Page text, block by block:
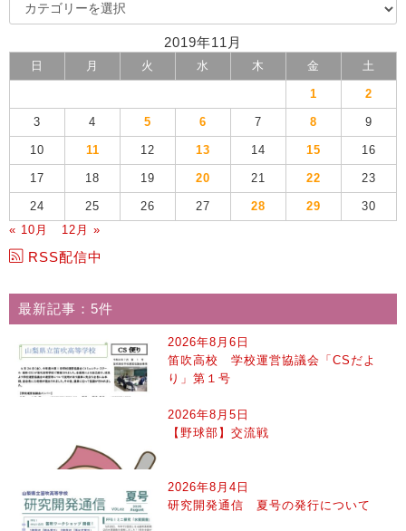
2019年11月
日 月 火 水 木 金 土
1 2
3 4 5 6 7 8 9
10 11 12 13 14 15 16
17 18 19 20 21 22 23
24 25 26 27 28 29
30
« 10月
12月 »
RSS配信中
最新記事：5件
2026年8月6日
笛吹高校 学校運営協議会「CSだよ
り」第１号
2026年8月5日
【野球部】交流戦
2026年8月4日
研究開発通信 夏号の発行について